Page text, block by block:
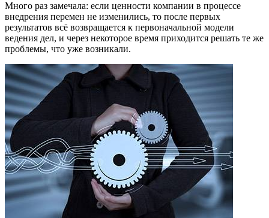
Много раз замечала: если ценности компании в процессе
внедрения перемен не изменились, то после первых
результатов всё возвращается к первоначальной модели
ведения дел, и через некоторое время приходится решать те же
проблемы, что уже возникали.